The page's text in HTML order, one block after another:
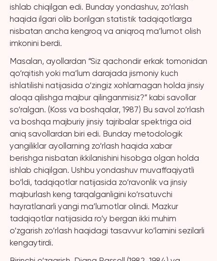
ishlab chiqilgan edi. Bunday yondashuv, zo‘rlash
haqida ilgari olib borilgan statistik tadqiqotlarga
nisbatan ancha kengroq va aniqroq ma’lumot olish
imkonini berdi.
Masalan, ayollardan “Siz qachondir erkak tomonidan
qo‘rqitish yoki ma’lum darajada jismoniy kuch
ishlatilishi natijasida o‘zingiz xohlamagan holda jinsiy
aloqa qilishga majbur qilinganmisiz?” kabi savollar
so‘ralgan. (Koss va boshqalar, 1987) Bu savol zo‘rlash
va boshqa majburiy jinsiy tajribalar spektriga oid
aniq savollardan biri edi. Bunday metodologik
yangiliklar ayollarning zo‘rlash haqida xabar
berishga nisbatan ikkilanishini hisobga olgan holda
ishlab chiqilgan. Ushbu yondashuv muvaffaqiyatli
bo‘ldi, tadqiqotlar natijasida zo‘ravonlik va jinsiy
majburlash keng tarqalganligini ko‘rsatuvchi
hayratlanarli yangi ma’lumotlar olindi. Mazkur
tadqiqotlar natijasida ro‘y bergan ikki muhim
o‘zgarish zo‘rlash haqidagi tasavvur ko‘lamini sezilarli
kengaytirdi.